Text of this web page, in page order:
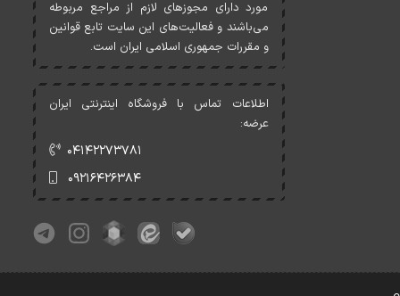
مورد دارای مجوزهای لازم از مراجع مربوطه
می‌باشند و فعاليت‌های اين سايت تابع قوانين
و مقررات جمهوری اسلامی ايران است.
اطلاعات تماس با فروشگاه اینترنتی ایران
عرضه:
۰۴۱۴۲۲۷۳۷۸۱
۰۹۲۱۶۴۲۶۳۸۴